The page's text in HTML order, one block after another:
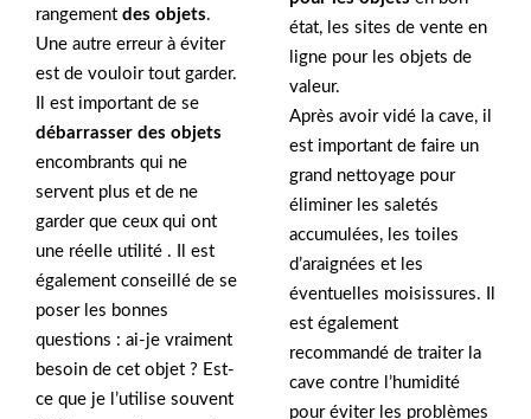
rangement des objets.
Une autre erreur à éviter
est de vouloir tout garder.
Il est important de se
débarrasser des objets
encombrants qui ne
servent plus et de ne
garder que ceux qui ont
une réelle utilité . Il est
également conseillé de se
poser les bonnes
questions : ai-je vraiment
besoin de cet objet ? Est-
ce que je l’utilise souvent
état, les sites de vente en
ligne pour les objets de
valeur.
Après avoir vidé la cave, il
est important de faire un
grand nettoyage pour
éliminer les saletés
accumulées, les toiles
d’araignées et les
éventuelles moisissures. Il
est également
recommandé de traiter la
cave contre l’humidité
pour éviter les problèmes